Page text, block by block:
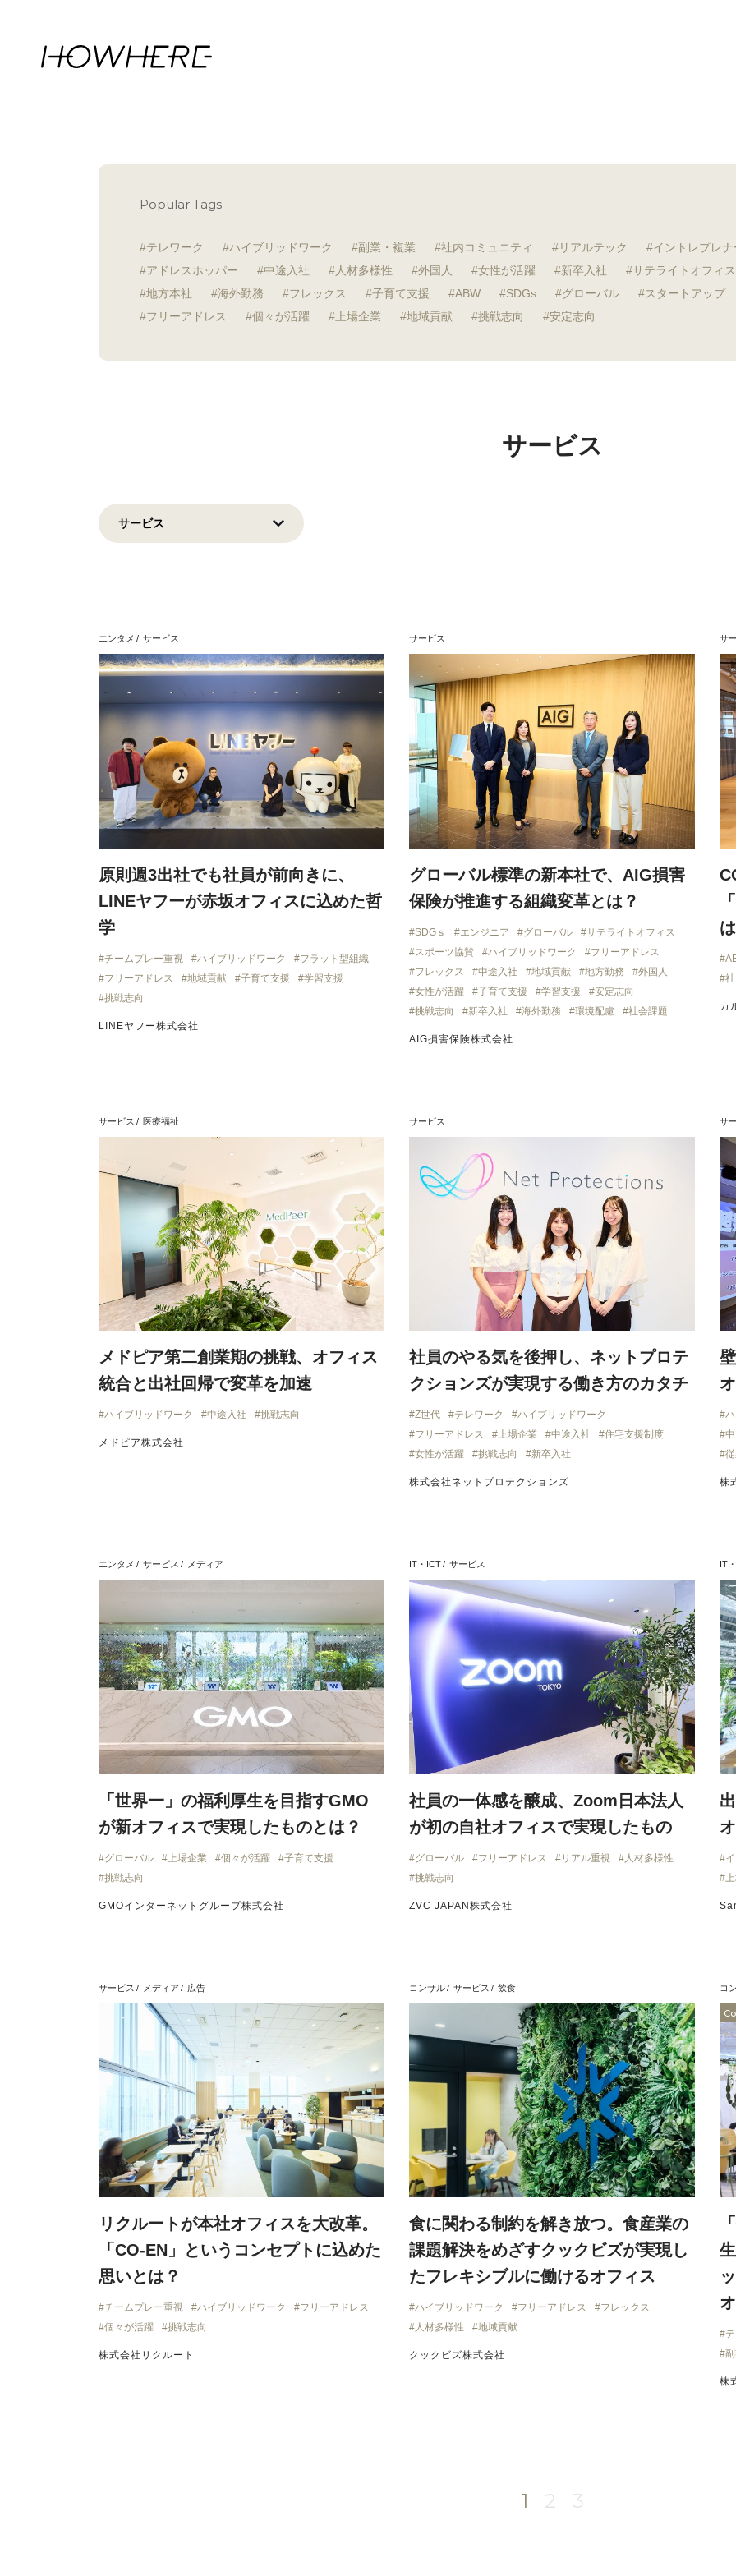
Popular Tags
テレワーク ハイブリッドワーク 副業・複業 社内コミュニティ リアルテック
イントレプレナ
アドレスホッパー
中途入社 人材多様性 外国人 女性が活躍 新卒入社
サテライトオフィス
地方本社
海外勤務 フレックス 子育て支援 ABW SDGs グローバル
スタートアップ
フリーアドレス
個々が活躍 上場企業 地域貢献 挑戦志向 安定志向
サービス
エンタメ サービス
原則週3出社でも社員が前向きに、
LINEヤフーが赤坂オフィスに込めた哲
学
チームプレー重視 ハイブリッドワーク
フラット型組織
フリーアドレス
地域貢献 子育て支援
学習支援
挑戦志向
LINEヤフー株式会社
サービス
グローバル標準の新本社で、AIG損害
保険が推進する組織変革とは？
SDGｓ エンジニア グローバル
サテライトオフィス
スポーツ協賛
ハイブリッドワーク
フリーアドレス
フレックス
中途入社 地域貢献 地方勤務
外国人
女性が活躍
子育て支援 学習支援
安定志向
挑戦志向
新卒入社 海外勤務 環境配慮 社会課題
AIG損害保険株式会社
サ
カ
サービス 医療福祉
メドピア第二創業期の挑戦、オフィス
統合と出社回帰で変革を加速
ハイブリッドワーク 中途入社 挑戦志向
メドピア株式会社
サービス
社員のやる気を後押し、ネットプロテ
クションズが実現する働き方のカタチ
Z世代 テレワーク
ハイブリッドワーク
フリーアドレス
上場企業 中途入社
住宅支援制度
女性が活躍
挑戦志向 新卒入社
株式会社ネットプロテクションズ
サ
株
エンタメ サービス メディア
「世界一」の福利厚生を目指すGMO
が新オフィスで実現したものとは？
グローバル 上場企業 個々が活躍
子育て支援
挑戦志向
GMOインターネットグループ株式会社
IT・ICT サービス
社員の一体感を醸成、Zoom日本法人
が初の自社オフィスで実現したもの
グローバル フリーアドレス リアル重視
人材多様性
挑戦志向
ZVC JAPAN株式会社
IT
サービス メディア 広告
リクルートが本社オフィスを大改革。
「CO-EN」というコンセプトに込めた
思いとは？
チームプレー重視 ハイブリッドワーク
フリーアドレス
個々が活躍
挑戦志向
株式会社リクルート
コンサル サービス 飲食
食に関わる制約を解き放つ。食産業の
課題解決をめざすクックビズが実現し
たフレキシブルに働けるオフィス
ハイブリッドワーク フリーアドレス
フレックス
人材多様性
地域貢献
クックビズ株式会社
コ
株
1 2 3